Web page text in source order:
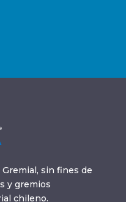
Gremial, sin fines de
y gremios
chileno.